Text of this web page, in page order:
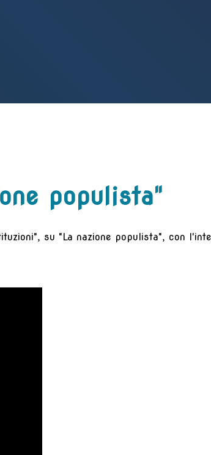
populista"
su "La nazione populista", con